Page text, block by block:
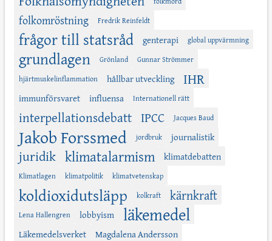
folkomröstning Fredrik Reinfeldt
frågor till statsråd genterapi global uppvärmning
grundlagen Grönland
Gunnar Strömmer
hjärtmuskelinflammation
hållbar utveckling IHR
immunförsvaret influensa Internationell rätt
interpellationsdebatt IPCC Jacques Baud
Jakob Forssmed jordbruk journalistik
juridik klimatalarmism klimatdebatten
Klimatlagen klimatpolitik klimatvetenskap
koldioxidutsläpp kolkraft kärnkraft
Lena Hallengren lobbyism läkemedel
Läkemedelsverket Magdalena Andersson